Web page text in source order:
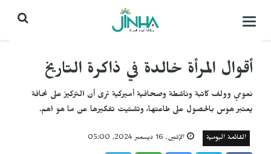
التحكم
أقوال المرأة خالدة في ذاكرة التاريخ
نعومي وولف كاتبة وناشطة وصحافية أميركية ترى أن التركيز على نحافة
يعتبر هوس بالحصول على طاعتها، وتشتيت تفكيرها عن ما هو اهم.
القائمة اليومية الإثنين, 16 ديسمبر 2024, 05:00